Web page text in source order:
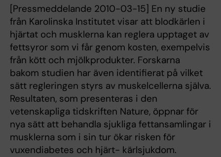
[Pressmeddelande 2010-03-15] En ny studie
från Karolinska Institutet visar att blodkärlen i
hjärtat och musklerna kan reglera upptaget av
fettsyror som vi får genom kosten, exempelvis
från kött och mjölkprodukter. Forskarna
bakom studien har även identifierat på vilket
sätt regleringen styrs av muskelcellerna själva.
Resultaten, som presenteras i den
vetenskapliga tidskriften Nature, öppnar för
nya sätt att behandla sjukliga fettansamlingar i
musklerna som i sin tur ökar risken för
vuxendiabetes och hjärt- kärlsjukdom.